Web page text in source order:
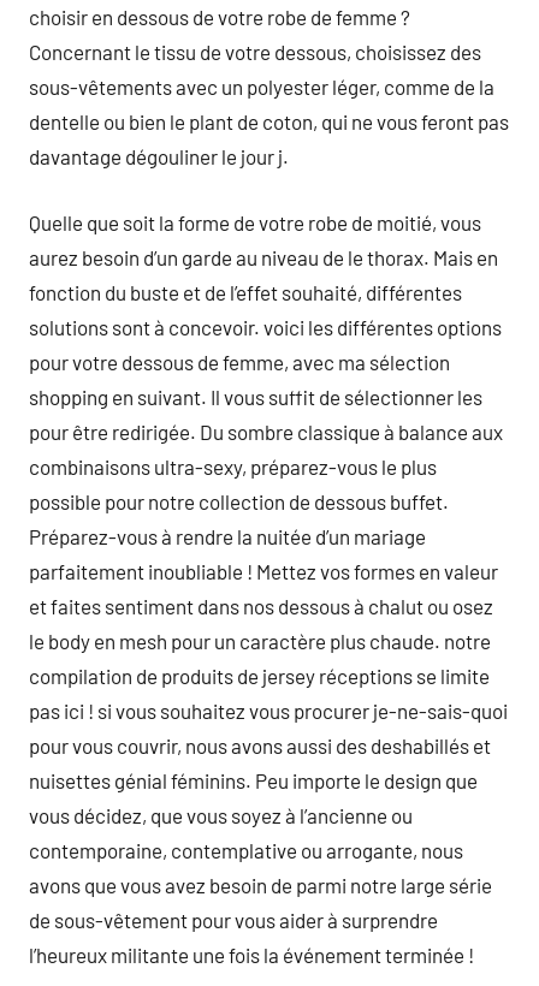
choisir en dessous de votre robe de femme ?
Concernant le tissu de votre dessous, choisissez des
sous-vêtements avec un polyester léger, comme de la
dentelle ou bien le plant de coton, qui ne vous feront pas
davantage dégouliner le jour j.
Quelle que soit la forme de votre robe de moitié, vous
aurez besoin d’un garde au niveau de le thorax. Mais en
fonction du buste et de l’effet souhaité, différentes
solutions sont à concevoir. voici les différentes options
pour votre dessous de femme, avec ma sélection
shopping en suivant. Il vous suffit de sélectionner les
pour être redirigée. Du sombre classique à balance aux
combinaisons ultra-sexy, préparez-vous le plus
possible pour notre collection de dessous buffet.
Préparez-vous à rendre la nuitée d’un mariage
parfaitement inoubliable ! Mettez vos formes en valeur
et faites sentiment dans nos dessous à chalut ou osez
le body en mesh pour un caractère plus chaude. notre
compilation de produits de jersey réceptions se limite
pas ici ! si vous souhaitez vous procurer je-ne-sais-quoi
pour vous couvrir, nous avons aussi des deshabillés et
nuisettes génial féminins. Peu importe le design que
vous décidez, que vous soyez à l’ancienne ou
contemporaine, contemplative ou arrogante, nous
avons que vous avez besoin de parmi notre large série
de sous-vêtement pour vous aider à surprendre
l’heureux militante une fois la événement terminée !